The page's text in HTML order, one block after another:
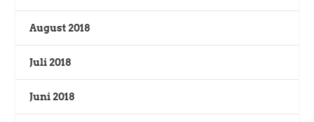
August 2018
Juli 2018
Juni 2018